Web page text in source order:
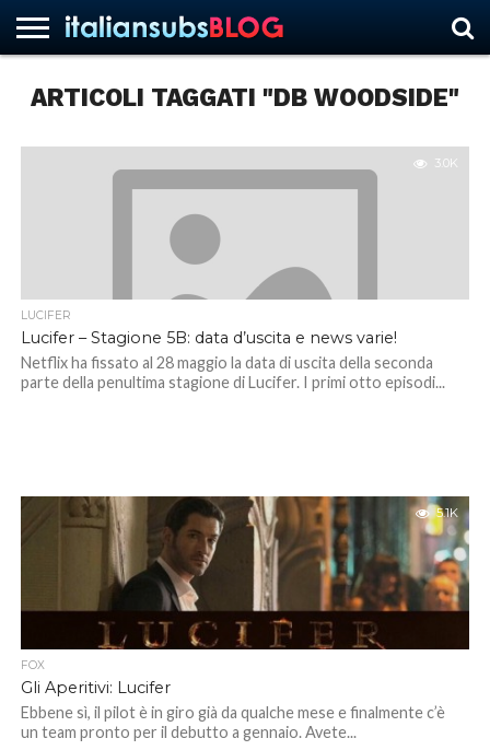
NEWS
ASCOLTI
RECENSIONI
INTERVISTE
CURIOSITÀ
CHI
CONTATTACI
FORUM
ITALIANSUBS
ARTICOLI TAGGATI "DB WOODSIDE"
3.0K
LUCIFER
Lucifer – Stagione 5B: data d’uscita e news varie!
Netflix ha fissato al 28 maggio la data di uscita della seconda
parte della penultima stagione di Lucifer. I primi otto episodi...
5.1K
FOX
Gli Aperitivi: Lucifer
Ebbene sì, il pilot è in giro già da qualche mese e finalmente c’è
un team pronto per il debutto a gennaio. Avete...